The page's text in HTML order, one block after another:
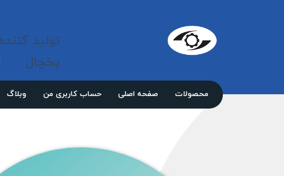
پلاست
تولید
یخچال
محصولات صفحه اصلی حساب کاربری من وبلاگ